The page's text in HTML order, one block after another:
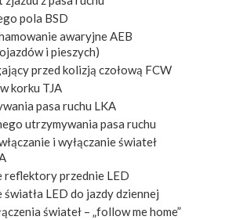
pola BSD
awaryjne AEB
i pieszych)
przed kolizją czołową FCW
korku TJA
pasa ruchu LKA
utrzymywania pasa ruchu
i wyłączanie świateł
reflektory przednie LED
LED do jazdy dziennej
świateł – „follow me home”